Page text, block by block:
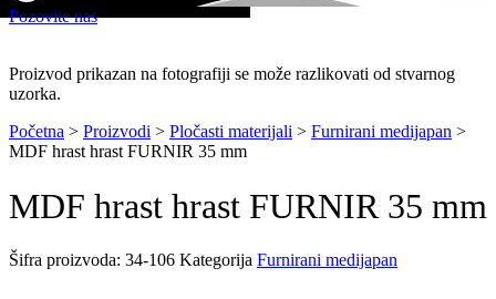
Pozovite nas
Proizvod prikazan na fotografiji se može razlikovati od stvarnog
uzorka.
Početna > Proizvodi > Pločasti materijali > Furnirani medijapan >
MDF hrast hrast FURNIR 35 mm
MDF hrast hrast FURNIR 35 mm
Šifra proizvoda: 34-106 Kategorija Furnirani medijapan